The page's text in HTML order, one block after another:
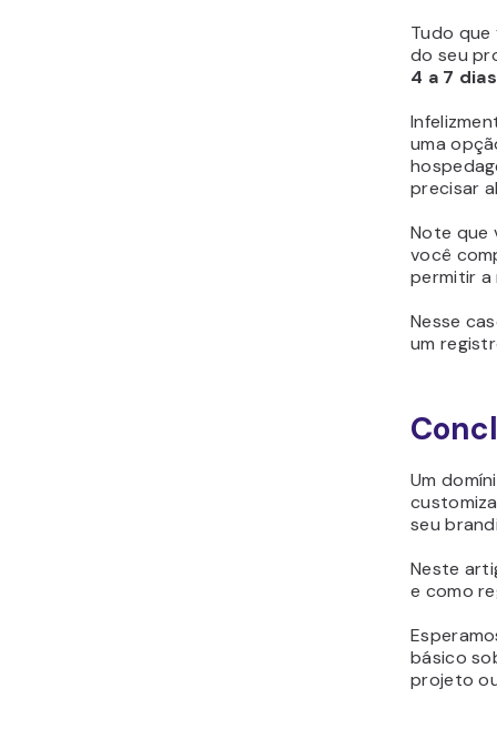
Tudo
do seu
4 a 7 dias
uma
precisar
Note que
você
permitir a
Nesse
um
Um
seu
Neste
e como
básico
projeto